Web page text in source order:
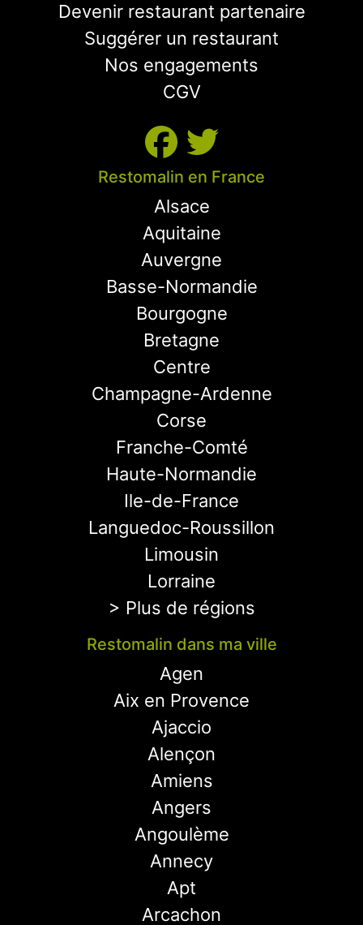
Devenir restaurant partenaire
Suggérer un restaurant
Nos engagements
CGV
Restomalin en France
Alsace
Aquitaine
Auvergne
Basse-Normandie
Bourgogne
Bretagne
Centre
Champagne-Ardenne
Corse
Franche-Comté
Haute-Normandie
Ile-de-France
Languedoc-Roussillon
Limousin
Lorraine
> Plus de régions
Restomalin dans ma ville
Agen
Aix en Provence
Ajaccio
Alençon
Amiens
Angers
Angoulème
Annecy
Apt
Arcachon